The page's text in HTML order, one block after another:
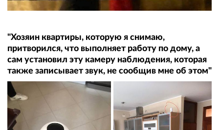
"Хозяин квартиры, которую я снимаю,
притворился, что выполняет работу по дому, а
сам установил эту камеру наблюдения, которая
также записывает звук, не сообщив мне об этом"